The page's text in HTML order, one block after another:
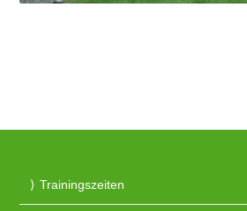
Trainingszeiten